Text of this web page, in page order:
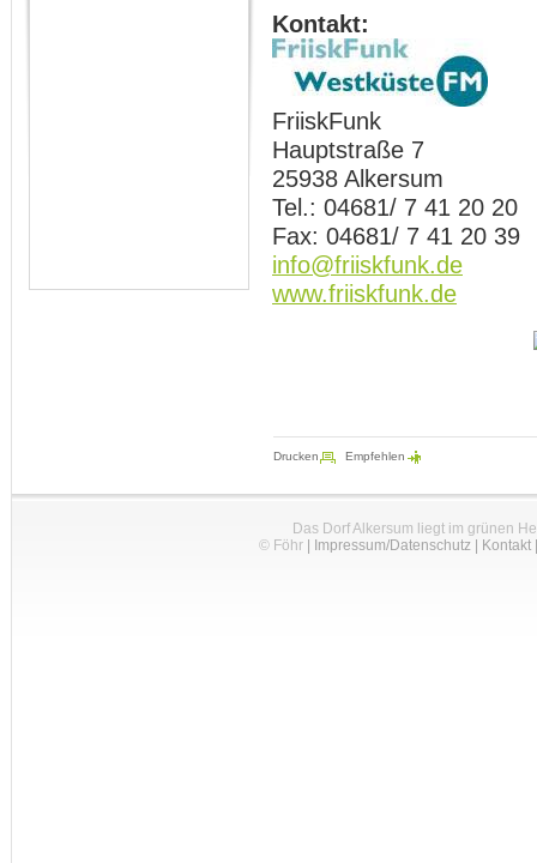
Kontakt:
FriiskFunk
Hauptstraße 7
25938 Alkersum
Tel.: 04681/ 7 41 20 20
Fax: 04681/ 7 41 20 39
info@friiskfunk.de
www.friiskfunk.de
Drucken Empfehlen
Das Dorf Alkersum liegt im grünen
© Föhr| Impressum/Datenschutz| Kontakt